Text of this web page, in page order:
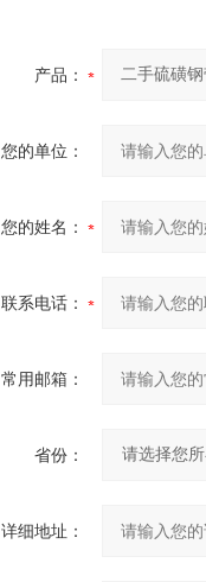
产品：
您的单位：
您的姓名：
联系电话：
常用邮箱：
省份：
详细地址：